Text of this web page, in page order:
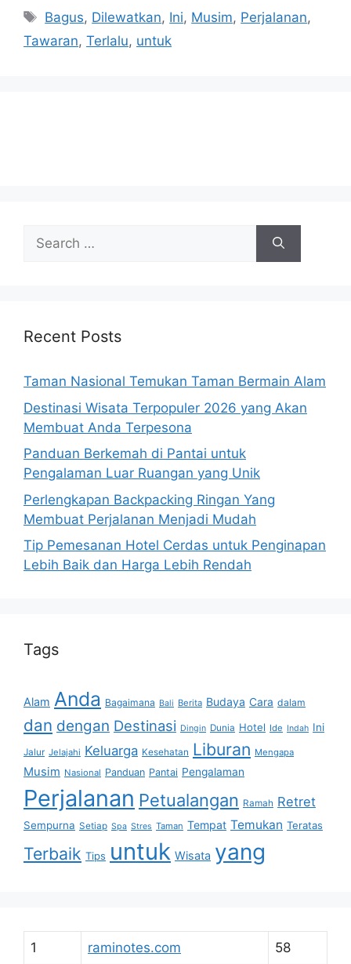
Tags
Bagus, Dilewatkan, Ini, Musim, Perjalanan,
Tawaran, Terlalu, untuk
Search
for:
Recent Posts
Taman Nasional Temukan Taman Bermain Alam
Destinasi Wisata Terpopuler 2026 yang Akan
Membuat Anda Terpesona
Panduan Berkemah di Pantai untuk
Pengalaman Luar Ruangan yang Unik
Perlengkapan Backpacking Ringan Yang
Membuat Perjalanan Menjadi Mudah
Tip Pemesanan Hotel Cerdas untuk Penginapan
Lebih Baik dan Harga Lebih Rendah
Tags
Alam Anda Bagaimana Bali Berita Budaya Cara dalam
dan dengan Destinasi Dingin Dunia Hotel Ide Indah Ini
Jalur Jelajahi Keluarga Kesehatan Liburan Mengapa
Musim Nasional Panduan Pantai Pengalaman
Perjalanan Petualangan Ramah Retret
Sempurna Setiap Spa Stres Taman Tempat Temukan Teratas
Terbaik Tips untuk Wisata yang
1 raminotes.com 58